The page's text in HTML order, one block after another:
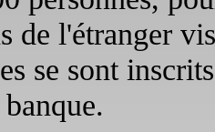
de l'étranger
se sont